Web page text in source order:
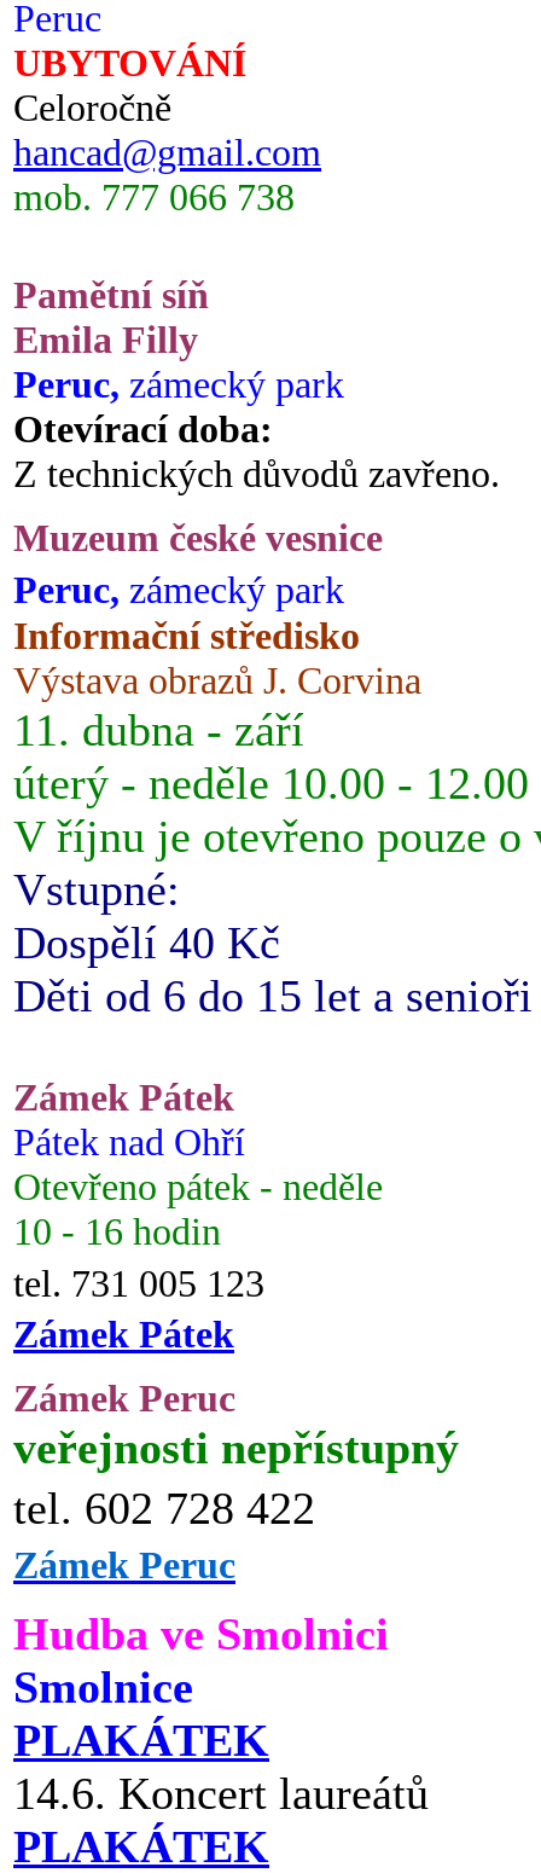
Peruc
UBYTOVÁNÍ
Celoročně
hancad@gmail.com
mob. 777 066 738
Pamětní síň
Emila Filly
Peruc, zámecký park
Otevírací doba:
Z technických důvodů zavřeno.
Muzeum české vesnice
Peruc, zámecký park
Informační středisko
Výstava obrazů J. Corvina
11. dubna - září
úterý - neděle 10.00 -
V říjnu je otevřeno pouze o
Vstupné:
Dospělí 40 Kč
Děti od 6 do 15 let a
Zámek Pátek
Pátek nad Ohří
Otevřeno pátek - neděle
10 - 16 hodin
tel. 731 005 123
Zámek Pátek
Zámek Peruc
veřejnosti nepřístupný
tel. 602 728 422
Zámek Peruc
Hudba ve Smolnici
Smolnice
PLAKÁTEK
14.6. Koncert laureátů
PLAKÁTEK